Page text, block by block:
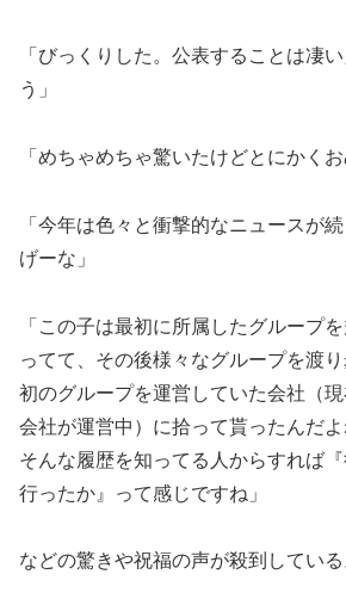
「びっくりした。公表することは凄
う」
「めちゃめちゃ驚いたけどとにかくお
「今年は色々と衝撃的なニュースが
げーな」
「この子は最初に所属したグループ
ってて、その後様々なグループを渡
初のグループを運営していた会社（
会社が運営中）に拾って貰ったんだ
そんな履歴を知ってる人からすれば
行ったか』って感じですね」
などの驚きや祝福の声が殺到している